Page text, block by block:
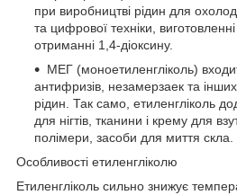
при виробництві рідин для
та цифрової техніки,
отриманні 1,4-діоксину.
МЕГ (моноетиленгліколь)
антифризів, незамерзаек та
рідин. Так само, етиленгліколь
для нігтів, тканини і крему для
полімери, засоби для миття скла.
Особливості етиленгліколю
Етиленгліколь сильно знижує